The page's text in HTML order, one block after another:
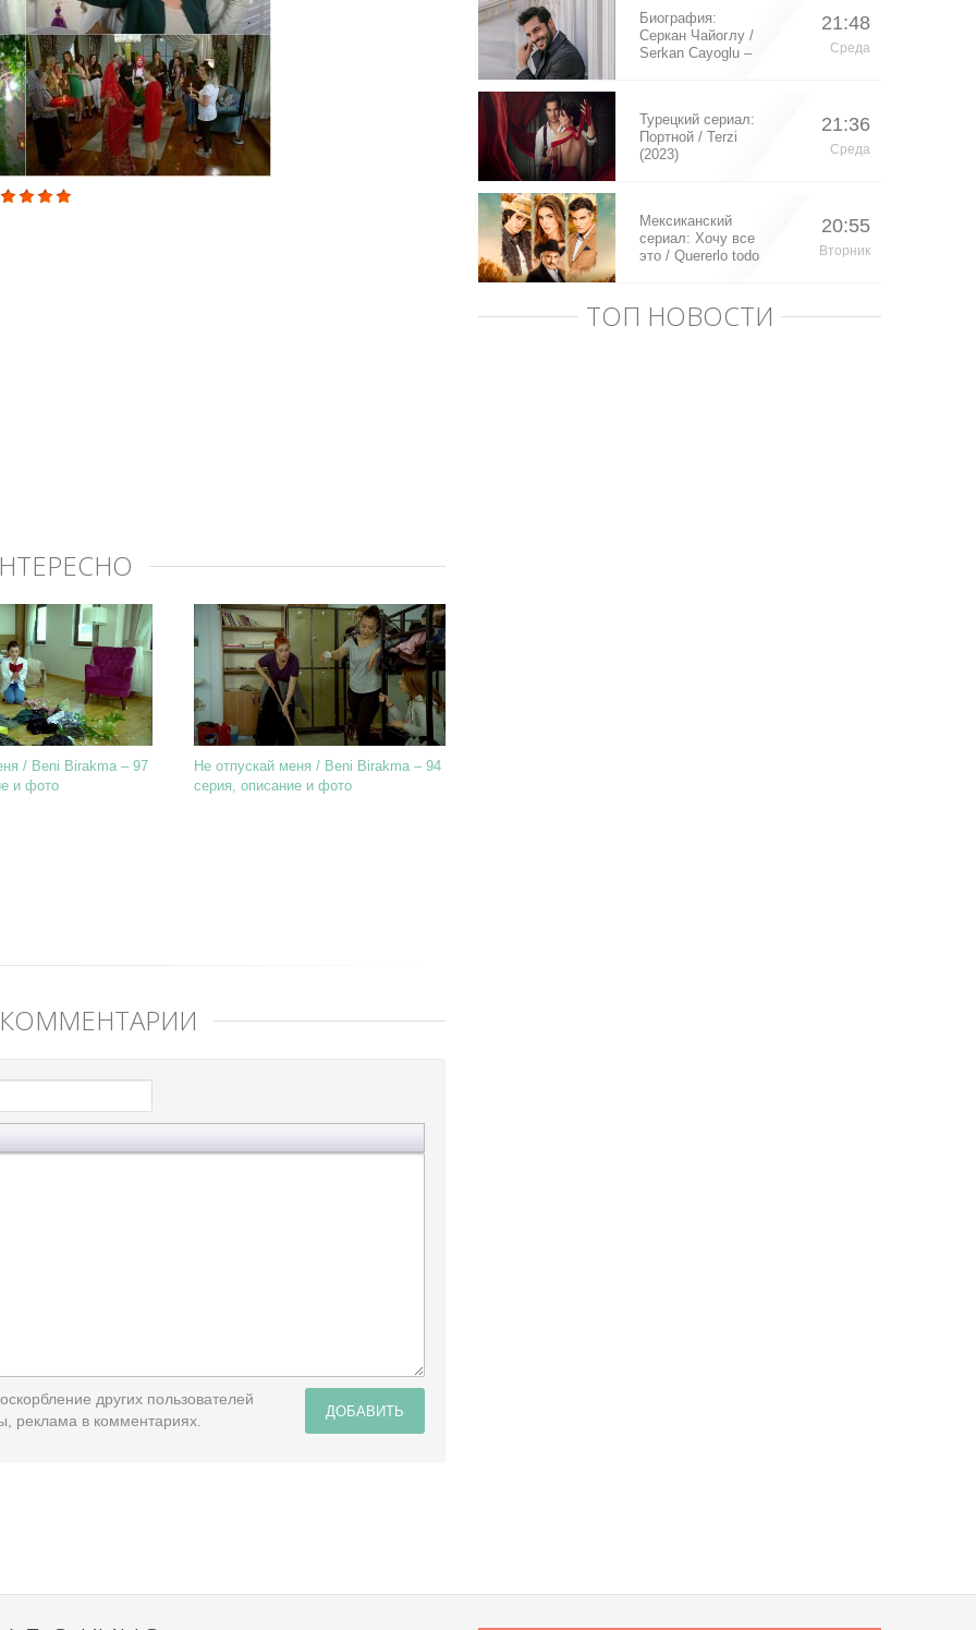
/ Beni Birakma – 97
и фото
Не отпускай меня / Beni Birakma – 94
серия, описание и фото
ДОБАВИТЬ
других пользователей
реклама в комментариях.
Биография:
Серкан Чайоглу /
Serkan Cayoglu –
21:48
Среда
Турецкий сериал:
Портной / Terzi
(2023)
21:36
Среда
Мексиканский
сериал: Хочу все
это / Quererlo todo
20:55
Вторник
ТОП НОВОСТИ